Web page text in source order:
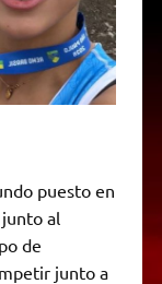
puesto en
al
de
junto a